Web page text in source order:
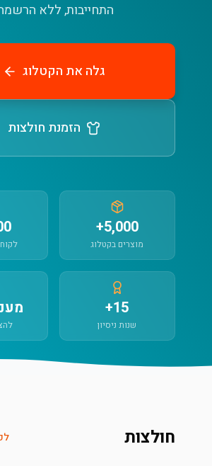
התחייבות, ללא
גלה את הקטלוג
הזמנת חולצות
5,000+
מוצרים בקטלוג
15+
שנות ניסיון
חולצות